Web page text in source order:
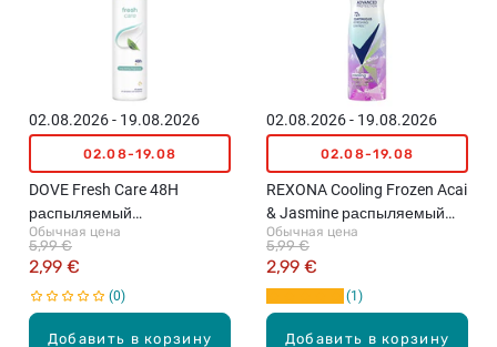
Добавить в корзину
02.08.2026 - 19.08.2026
02.08-19.08
DOVE Fresh Care 48H
распыляемый
антиперспирант, 200мл
Обычная цена
2,99 €
5,99 €
0
Добавить в корзину
02.08.2026 - 19.08.2026
02.08-19.08
REXONA Cooling Frozen Acai
& Jasmine распыляемый
антиперспирант, 150мл
Обычная цена
2,99 €
5,99 €
1